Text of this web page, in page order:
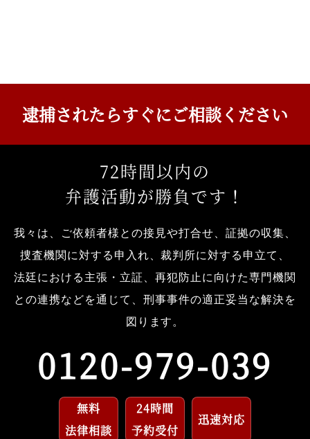
逮捕されたらすぐにご相談ください
72時間以内の
弁護活動が勝負です！
我々は、ご依頼者様との接見や打合せ、証拠の収集、
捜査機関に対する申入れ、裁判所に対する申立て、
法廷における主張・立証、再犯防止に向けた専門機関
との連携などを通じて、刑事事件の適正妥当な解決を
図ります。
0120-979-039
無料
法律相談
24時間
予約受付
迅速対応